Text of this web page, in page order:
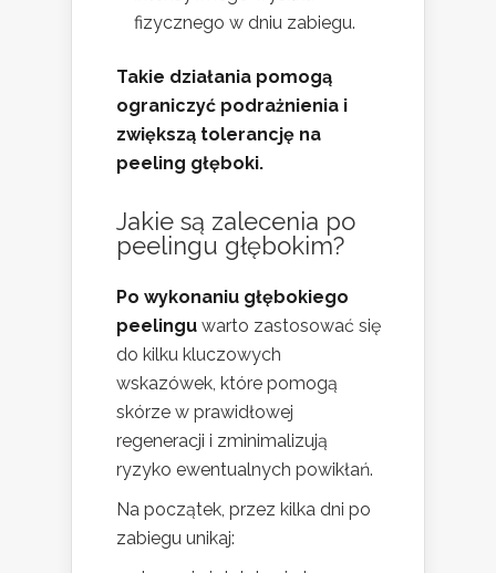
fizycznego w dniu zabiegu.
Takie działania pomogą
ograniczyć podrażnienia i
zwiększą tolerancję na
peeling głęboki.
Jakie są zalecenia po
peelingu głębokim?
Po wykonaniu głębokiego
peelingu warto zastosować się
do kilku kluczowych
wskazówek, które pomogą
skórze w prawidłowej
regeneracji i zminimalizują
ryzyko ewentualnych powikłań.
Na początek, przez kilka dni po
zabiegu unikaj: